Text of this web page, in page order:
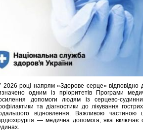
2026 році напрям «Здорове серце» відповідно
одним із пріоритетів Програми
допомоги людям із серцево-
та діагностики до лікування
відновлення. Важливою частиною
— медична допомога, яка включає